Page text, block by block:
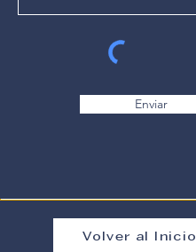
Enviar
Volver al Inicio